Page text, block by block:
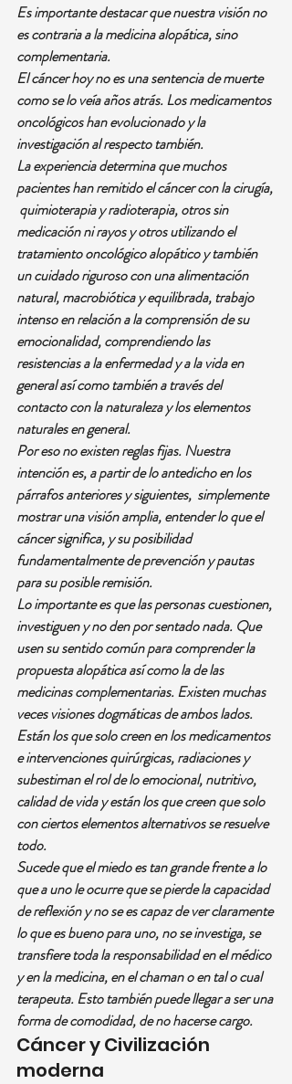
Es importante destacar que nuestra visión no
es contraria a la medicina alopática, sino
complementaria.
El cáncer hoy no es una sentencia de muerte
como se lo veía años atrás. Los medicamentos
oncológicos han evolucionado y la
investigación al respecto también.
La experiencia determina que muchos
pacientes han remitido el cáncer con la cirugía,
quimioterapia y radioterapia, otros sin
medicación ni rayos y otros utilizando el
tratamiento oncológico alopático y también
un cuidado riguroso con una alimentación
natural, macrobiótica y equilibrada, trabajo
intenso en relación a la comprensión de su
emocionalidad, comprendiendo las
resistencias a la enfermedad y a la vida en
general así como también a través del
contacto con la naturaleza y los elementos
naturales en general.
Por eso no existen reglas fijas. Nuestra
intención es, a partir de lo antedicho en los
párrafos anteriores y siguientes,  simplemente
mostrar una visión amplia, entender lo que el
cáncer significa, y su posibilidad
fundamentalmente de prevención y pautas
para su posible remisión.
Lo importante es que las personas cuestionen,
investiguen y no den por sentado nada. Que
usen su sentido común para comprender la
propuesta alopática así como la de las
medicinas complementarias. Existen muchas
veces visiones dogmáticas de ambos lados.
Están los que solo creen en los medicamentos
e intervenciones quirúrgicas, radiaciones y
subestiman el rol de lo emocional, nutritivo,
calidad de vida y están los que creen que solo
con ciertos elementos alternativos se resuelve
todo.
Sucede que el miedo es tan grande frente a lo
que a uno le ocurre que se pierde la capacidad
de reflexión y no se es capaz de ver claramente
lo que es bueno para uno, no se investiga, se
transfiere toda la responsabilidad en el médico
y en la medicina, en el chaman o en tal o cual
terapeuta. Esto también puede llegar a ser una
forma de comodidad, de no hacerse cargo.
Cáncer y Civilización
moderna